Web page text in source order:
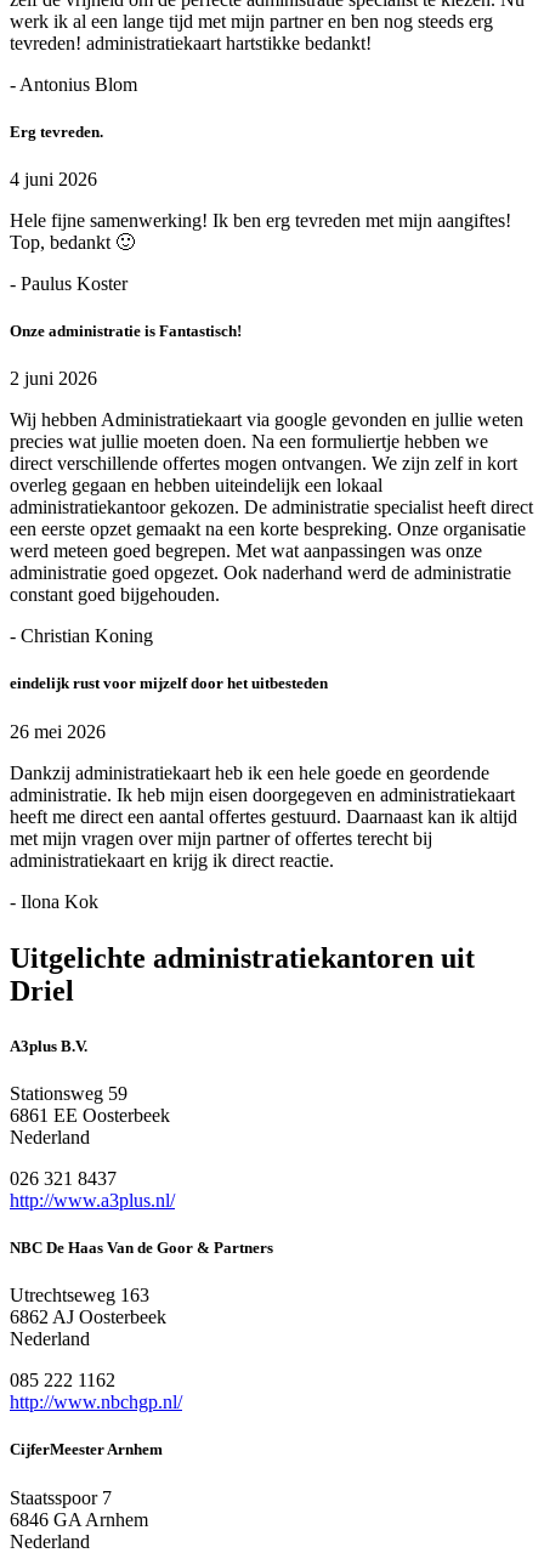
werk ik al een lange tijd met mijn partner en ben nog steeds erg
tevreden! administratiekaart hartstikke bedankt!
- Antonius Blom
Erg tevreden.
4 juni 2026
Hele fijne samenwerking! Ik ben erg tevreden met mijn aangiftes!
Top, bedankt 🙂
- Paulus Koster
Onze administratie is Fantastisch!
2 juni 2026
Wij hebben Administratiekaart via google gevonden en jullie weten
precies wat jullie moeten doen. Na een formuliertje hebben we
direct verschillende offertes mogen ontvangen. We zijn zelf in kort
overleg gegaan en hebben uiteindelijk een lokaal
administratiekantoor gekozen. De administratie specialist heeft direct
een eerste opzet gemaakt na een korte bespreking. Onze organisatie
werd meteen goed begrepen. Met wat aanpassingen was onze
administratie goed opgezet. Ook naderhand werd de administratie
constant goed bijgehouden.
- Christian Koning
eindelijk rust voor mijzelf door het uitbesteden
26 mei 2026
Dankzij administratiekaart heb ik een hele goede en geordende
administratie. Ik heb mijn eisen doorgegeven en administratiekaart
heeft me direct een aantal offertes gestuurd. Daarnaast kan ik altijd
met mijn vragen over mijn partner of offertes terecht bij
administratiekaart en krijg ik direct reactie.
- Ilona Kok
Uitgelichte administratiekantoren uit
Driel
A3plus B.V.
Stationsweg 59
6861 EE Oosterbeek
Nederland
026 321 8437
http://www.a3plus.nl/
NBC De Haas Van de Goor & Partners
Utrechtseweg 163
6862 AJ Oosterbeek
Nederland
085 222 1162
http://www.nbchgp.nl/
CijferMeester Arnhem
Staatsspoor 7
6846 GA Arnhem
Nederland